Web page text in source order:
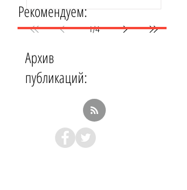
курицы соль и перец по вкусу
1 пачка изюма (200 г )...
1/4
Рекомендуем:
Архив
публикаций: